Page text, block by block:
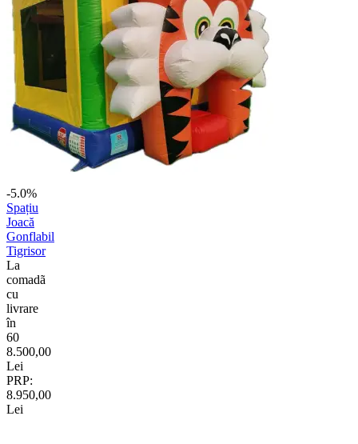
-5.0%
Spațiu
Joacă
Gonflabil
Tigrisor
La
comadã
cu
livrare
în
60
8.500,00
Lei
PRP:
8.950,00
Lei